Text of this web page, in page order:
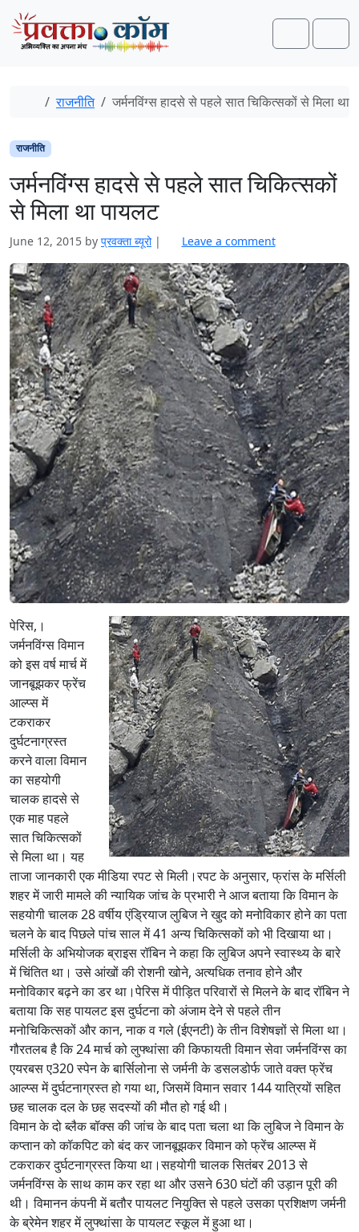
Skip to content
Skip to footer
Search
Home
राजनीति जर्मनविंग्स हादसे से पहले सात चिकित्सकों से मिला था
राजनीति
जर्मनविंग्स हादसे से पहले सात चिकित्सकों
से मिला था पायलट
June 12, 2015 by प्रवक्ता ब्यूरो | Leave a comment
पेरिस,।
जर्मनविंग्स विमान
को इस वर्ष मार्च में
जानबूझकर फ्रेंच
आल्प्स में
टकराकर
दुर्घटनाग्रस्त
करने वाला विमान
का सहयोगी
चालक हादसे से
एक माह पहले
सात चिकित्सकों
से मिला था। यह
ताजा जानकारी एक मीडिया रपट से मिली।रपट के अनुसार, फ्रांस के मर्सिली
शहर में जारी मामले की न्यायिक जांच के प्रभारी ने आज बताया कि विमान के
सहयोगी चालक 28 वर्षीय एंड्रियाज लुबिज ने खुद को मनोविकार होने का पता
चलने के बाद पिछले पांच साल में 41 अन्य चिकित्सकों को भी दिखाया था।
मर्सिली के अभियोजक ब्राइस रॉबिन ने कहा कि लुबिज अपने स्वास्थ्य के बारे
में चिंतित था। उसे आंखों की रोशनी खोने, अत्यधिक तनाव होने और
मनोविकार बढ़ने का डर था।पेरिस में पीड़ित परिवारों से मिलने के बाद रॉबिन ने
बताया कि सह पायलट इस दुर्घटना को अंजाम देने से पहले तीन
मनोचिकित्सकों और कान, नाक व गले (ईएनटी) के तीन विशेषज्ञों से मिला था।
गौरतलब है कि 24 मार्च को लुफ्थांसा की किफायती विमान सेवा जर्मनविंग्स का
एयरबस ए320 स्पेन के बार्सिलोना से जर्मनी के डसलडोर्फ जाते वक्त फ्रेंच
आल्प्स में दुर्घटनाग्रस्त हो गया था, जिसमें विमान सवार 144 यात्रियों सहित
छह चालक दल के छह सदस्यों की मौत हो गई थी।
विमान के दो ब्लैक बॉक्स की जांच के बाद पता चला था कि लुबिज ने विमान के
कप्तान को कॉकपिट को बंद कर जानबूझकर विमान को फ्रेंच आल्प्स में
टकराकर दुर्घटनाग्रस्त किया था।सहयोगी चालक सितंबर 2013 से
जर्मनविंग्स के साथ काम कर रहा था और उसने 630 घंटों की उड़ान पूरी की
थी। विमानन कंपनी में बतौर पायलट नियुक्ति से पहले उसका प्रशिक्षण जर्मनी
के ब्रेमेन शहर में लुफ्थांसा के पायलट स्कूल में हुआ था।